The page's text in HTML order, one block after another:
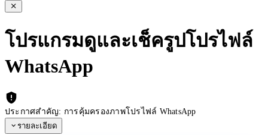
โปรแกรมดูและเช็ครูปโปรไฟล์
WhatsApp
ประกาศสำคัญ: การคุ้มครองภาพโปรไฟล์ WhatsApp
รายละเอียด